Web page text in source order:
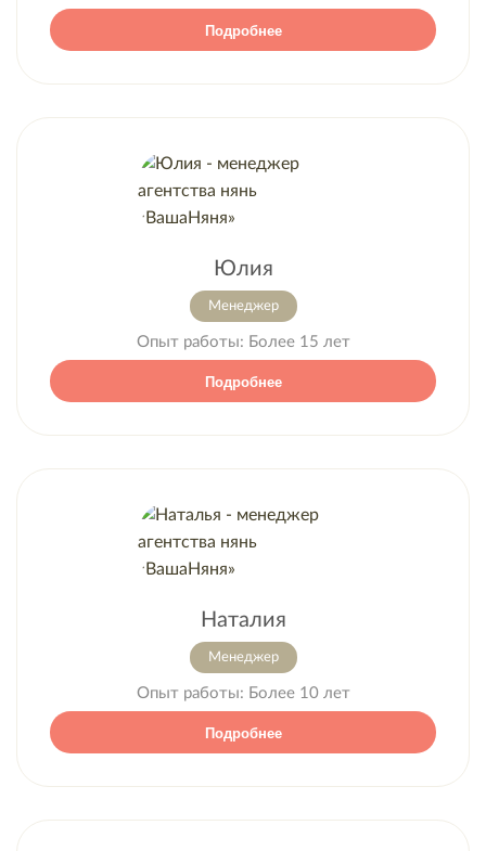
Подробнее
Юлия
Менеджер
Опыт работы: Более 15 лет
Подробнее
Наталия
Менеджер
Опыт работы: Более 10 лет
Подробнее